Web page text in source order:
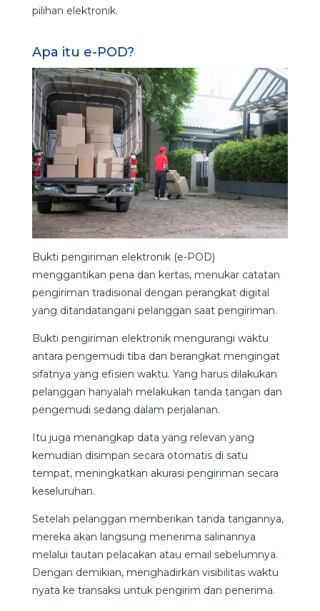
pilihan elektronik.
Apa itu e-POD?
Bukti pengiriman elektronik (e-POD)
menggantikan pena dan kertas, menukar catatan
pengiriman tradisional dengan perangkat digital
yang ditandatangani pelanggan saat pengiriman.
Bukti pengiriman elektronik mengurangi waktu
antara pengemudi tiba dan berangkat mengingat
sifatnya yang efisien waktu. Yang harus dilakukan
pelanggan hanyalah melakukan tanda tangan dan
pengemudi sedang dalam perjalanan.
Itu juga menangkap data yang relevan yang
kemudian disimpan secara otomatis di satu
tempat, meningkatkan akurasi pengiriman secara
keseluruhan.
Setelah pelanggan memberikan tanda tangannya,
mereka akan langsung menerima salinannya
melalui tautan pelacakan atau email sebelumnya.
Dengan demikian, menghadirkan visibilitas waktu
nyata ke transaksi untuk pengirim dan penerima.